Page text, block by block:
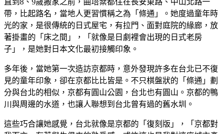
直到8、9歲搬家之前，曲培棻都住在長安東路、中山北路一
帶，比起路名，當地人更習慣稱之為「條通」。她度過童年時
光的家，是很傳統的日式屋宅，有拉門、面對庭院的緣廊，放
著掛畫的「床之間」，「就像是日劇裡會出現的日式老房
子」，是她對日本文化最初接觸印象。
多年後，當她第一次造訪京都時，意外發現許多在台北已不復
見的童年印象，卻在京都比比皆是。不只棋盤狀的「條通」劃
分與台北的相似，京都有圓山公園，台北也有圓山。京都的鴨
川與周邊的水道，也讓人聯想到台北曾有過的舊水圳。
這些巧合讓她感覺，台北就像是京都的「復刻版」，「京都對